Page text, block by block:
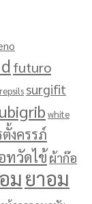
futuro
surgifit
white
งครรภ์
ทวัดไข้ผ้าก๊อ
มยาอม